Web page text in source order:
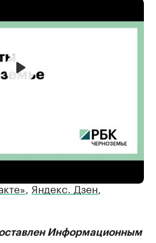
,Яндекс. Дзен,
Информационным